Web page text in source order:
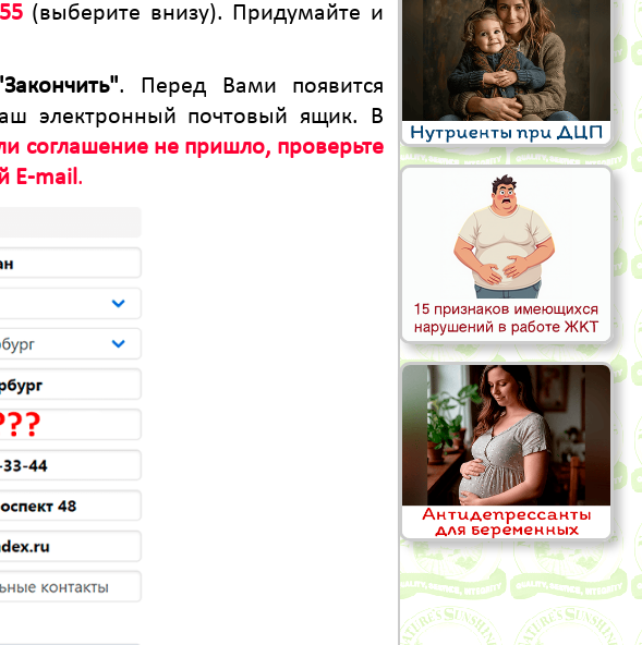
55(выберите внизу). Придумайте и
. Перед Вами появится
электронный почтовый ящик. В
соглашение не пришло, проверьте
E-mail.